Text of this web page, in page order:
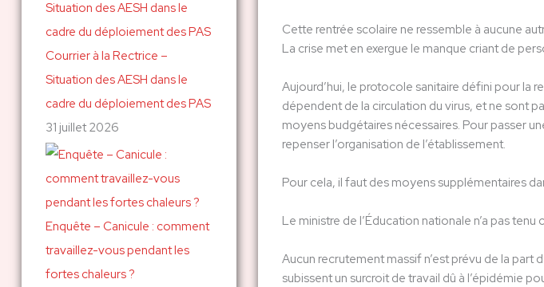
c
h
e
r
:
Courrier à la Rectrice –
Situation des AESH dans le
cadre du déploiement des PAS
31 juillet 2026
Enquête – Canicule : comment
travaillez-vous pendant les
fortes chaleurs ?
Cette rentrée scolaire ne ressemble à aucune
La crise met en exergue le manque criant de
Aujourd’hui, le protocole sanitaire défini pour la
dépendent de la circulation du virus, et ne sont
moyens budgétaires nécessaires. Pour passer
repenser l’organisation de l’établissement.
Pour cela, il faut des moyens supplémentaires
Le ministre de l’Éducation nationale n’a pas
Aucun recrutement massif n’est prévu de la
subissent un surcroit de travail dû à l’épidémie